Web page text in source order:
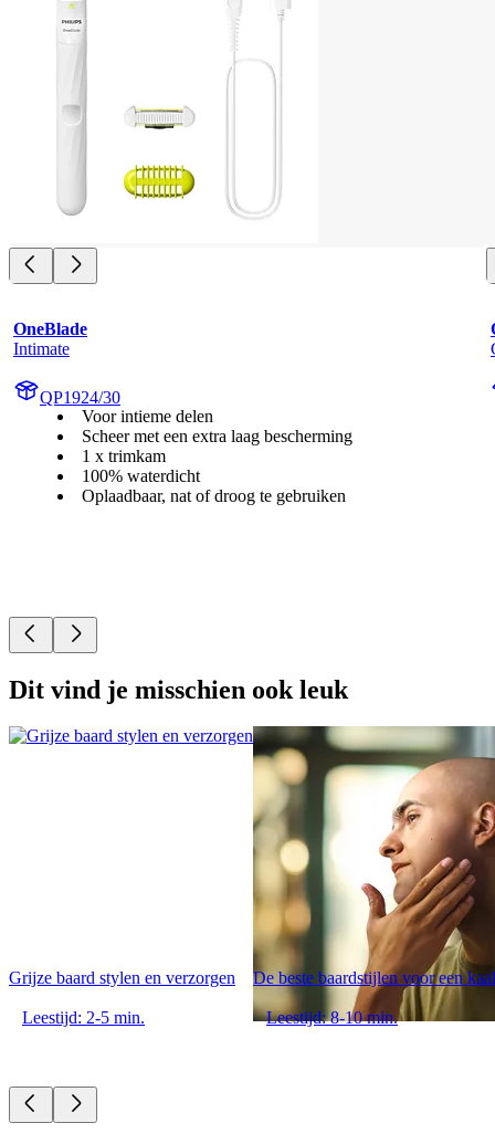
OneBlade
Intimate
QP1924/30
Voor intieme delen
Scheer met een extra laag bescherming
1 x trimkam
100% waterdicht
Oplaadbaar, nat of droog te gebruiken
Dit vind je misschien ook leuk
Grijze baard stylen en verzorgen
Leestijd: 2-5 min.
De beste baardstijlen voor een
Leestijd: 8-10 min.